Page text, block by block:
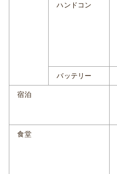
ハンドコン
バッテリー
宿泊
食堂